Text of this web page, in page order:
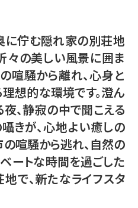
佇む隠れ家の別荘地
々の美しい風景に囲ま
喧騒から離れ、心身と
想的な環境です。澄ん
、静寂の中で聞こえる
きが、心地よい癒しの
喧騒から逃れ、自然の
ートな時間を過ごした
で、新たなライフスタ